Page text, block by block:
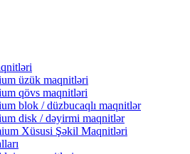
üzük maqnitləri
qövs maqnitləri
blok / düzbucaqlı maqnitlər
disk / dəyirmi maqnitlər
Xüsusi Şəkil Maqnitləri